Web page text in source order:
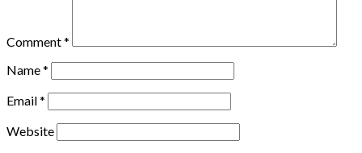
Comment*
Name*
Email*
Website